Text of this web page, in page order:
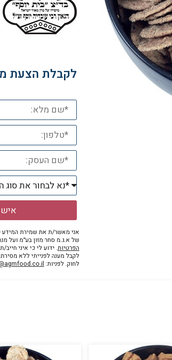
לקבלת הצעת
אני מאשר/ת את שמירת המידע
של א.ג.מ סחר מזון בע״מ ועל
הפרטיות. ידוע לי כי איני
לקבל מענה לפנייתי ללא
לחוק. לפניות: